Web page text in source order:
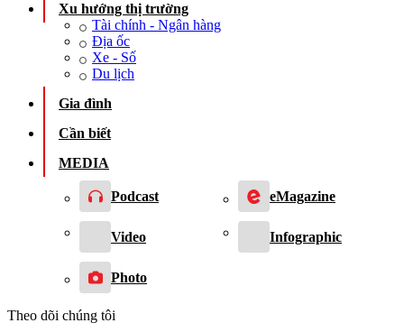
Xu hướng thị trường
Tài chính - Ngân hàng
Địa ốc
Xe - Số
Du lịch
Gia đình
Cần biết
MEDIA
Podcast eMagazine
Video Infographic
Photo
Theo dõi chúng tôi